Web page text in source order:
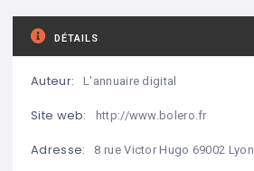
DÉTAILS
Auteur: L'annuaire digital
Site web: http://www.bolero.fr
Adresse: 8 rue Victor Hugo 69002 Lyon